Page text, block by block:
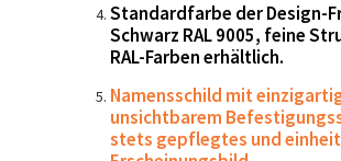
Standardfarbe der Design-
Schwarz RAL 9005, feine
RAL-Farben erhältlich.
Namensschild mit
unsichtbarem
stets gepflegtes und